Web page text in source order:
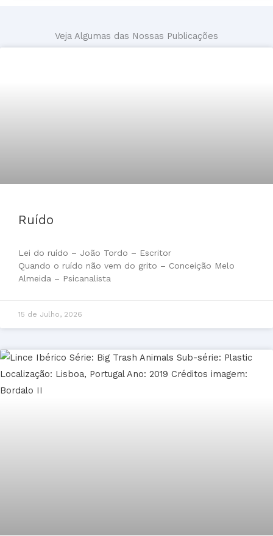
Veja Algumas das Nossas Publicações
Ruído
Lei do ruído – João Tordo – Escritor
Quando o ruído não vem do grito – Conceição Melo
Almeida – Psicanalista
15 de Julho, 2026